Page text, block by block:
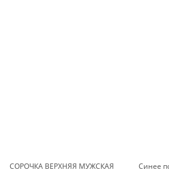
СОРОЧКА ВЕРХНЯЯ МУЖСКАЯ Синее